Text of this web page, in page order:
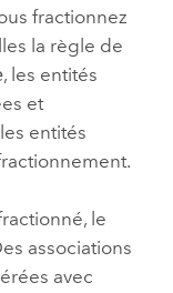
fractionnez
la règle de
, les entités
et
entités
le
associations
avec